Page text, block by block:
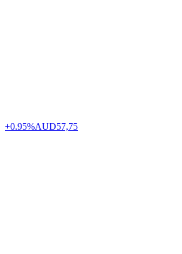
+0.95%AUD57,75